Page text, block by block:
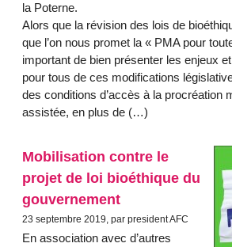
la Poterne.
Alors que la révision des lois de
que l’on nous promet la « PMA pour
important de bien présenter les enjeux
pour tous de ces modifications
des conditions d’accès à la procréation
assistée, en plus de (…)
Mobilisation contre le
projet de loi bioéthique du
gouvernement
23 septembre 2019, par president AFC
En association avec d’autres